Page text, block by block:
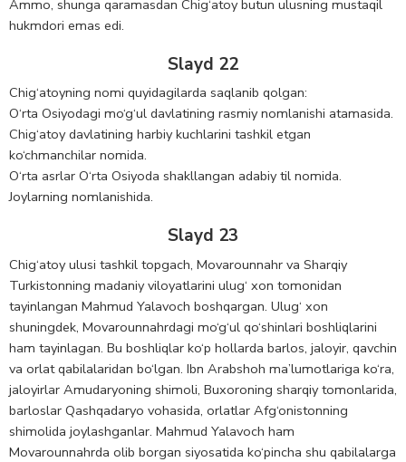
Ammo, shunga qaramasdan Chig‘atoy butun ulusning mustaqil
hukmdori emas edi.
Slayd 22
Chig‘atoyning nomi quyidagilarda saqlanib qolgan:
O‘rta Osiyodagi mo‘g‘ul davlatining rasmiy nomlanishi atamasida.
Chig‘atoy davlatining harbiy kuchlarini tashkil etgan
ko‘chmanchilar nomida.
O‘rta asrlar O‘rta Osiyoda shakllangan adabiy til nomida.
Joylarning nomlanishida.
Slayd 23
Chig‘atoy ulusi tashkil topgach, Movarounnahr va Sharqiy
Turkistonning madaniy viloyatlarini ulug‘ xon tomonidan
tayinlangan Mahmud Yalavoch boshqargan. Ulug‘ xon
shuningdek, Movarounnahrdagi mo‘g‘ul qo‘shinlari boshliqlarini
ham tayinlagan. Bu boshliqlar ko‘p hollarda barlos, jaloyir, qavchin
va orlat qabilalaridan bo‘lgan. Ibn Arabshoh ma’lumotlariga ko‘ra,
jaloyirlar Amudaryoning shimoli, Buxoroning sharqiy tomonlarida,
barloslar Qashqadaryo vohasida, orlatlar Afg‘onistonning
shimolida joylashganlar. Mahmud Yalavoch ham
Movarounnahrda olib borgan siyosatida ko‘pincha shu qabilalarga